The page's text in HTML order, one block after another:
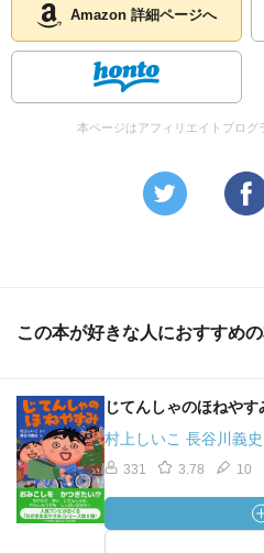
Amazon 詳細ページへ
本ページはアフィリエイトプログ
この本が好きな人におすすめ
じてんしゃのほねや
村上しいこ 長谷川義史
331 3.78 10